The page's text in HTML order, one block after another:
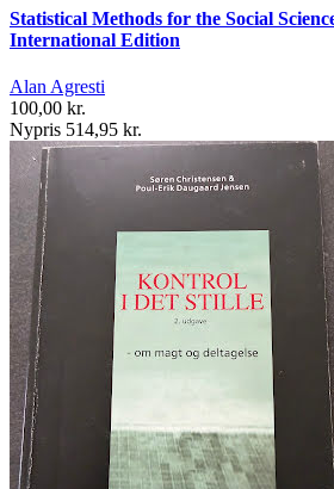
Statistical Methods for the Social
International Edition
Alan Agresti
100,00 kr.
Nypris 514,95 kr.